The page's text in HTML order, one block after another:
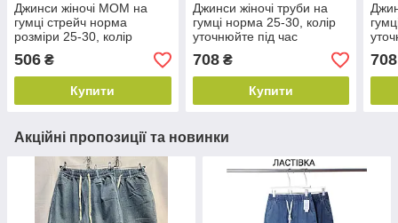
Джинси жіночі МОМ на
гумці стрейч норма
розміри 25-30, колір
уточнюйте під час
замовлення
506 ₴
Купити
Джинси жіночі труби на
гумці норма 25-30, колір
уточнюйте під час
замовлення
708₴
Купити
708
Акційні пропозиції та новинки